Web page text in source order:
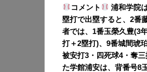
コメント
浦和学院
塁打で出塁すると、2番
者では、1番玉榮久豊(3
打＋2塁打)、9番城間琥
被安打3・四死球4・奪
た学館浦安は、背番号8